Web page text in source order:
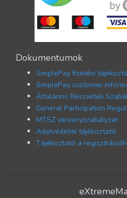
Dokumentumok
SimplePay fizetési
SimplePay customer
Általános Részvételi
General Participation
MTSZ versenyszabályzat
Adatvédelmi tájékoztató
Tájékoztató a